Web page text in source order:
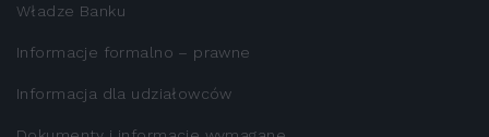
Władze Banku
Informacje formalno – prawne
Informacja dla udziałowców